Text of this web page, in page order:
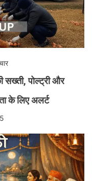
सख्ती, पोल्ट्री और
के लिए अलर्ट